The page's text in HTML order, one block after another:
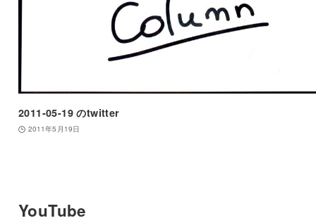
2011-05-19 のtwitter
2011年5月19日
YouTube